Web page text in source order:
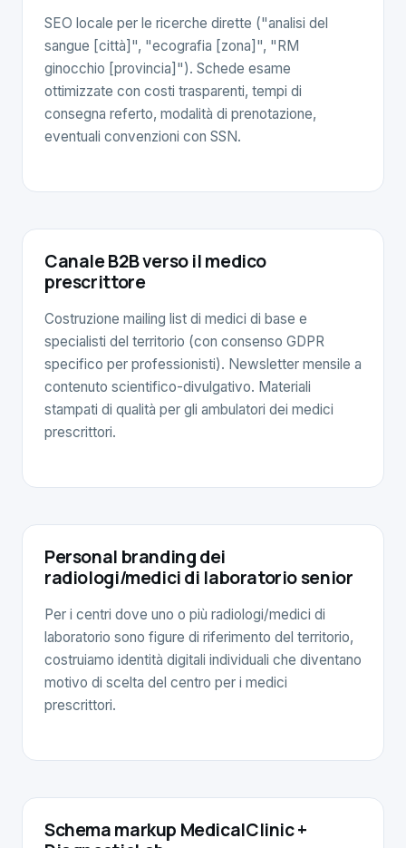
SEO locale per le ricerche dirette ("analisi del
sangue [città]", "ecografia [zona]", "RM
ginocchio [provincia]"). Schede esame
ottimizzate con costi trasparenti, tempi di
consegna referto, modalità di prenotazione,
eventuali convenzioni con SSN.
Canale B2B verso il medico
prescrittore
Costruzione mailing list di medici di base e
specialisti del territorio (con consenso GDPR
specifico per professionisti). Newsletter mensile a
contenuto scientifico-divulgativo. Materiali
stampati di qualità per gli ambulatori dei medici
prescrittori.
Personal branding dei
radiologi/medici di laboratorio senior
Per i centri dove uno o più radiologi/medici di
laboratorio sono figure di riferimento del territorio,
costruiamo identità digitali individuali che diventano
motivo di scelta del centro per i medici
prescrittori.
Schema markup MedicalClinic +